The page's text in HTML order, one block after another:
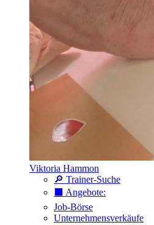
Viktoria Hammon
🔎 Trainer-Suche
⬛️ Angebote:
Job-Börse
Unternehmensverkäufe